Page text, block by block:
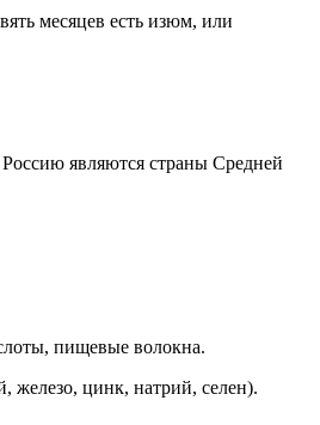
месяцев есть изюм, или
являются страны Средней
пищевые волокна.
цинк, натрий, селен).